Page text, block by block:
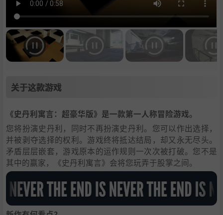
关于这款游戏
《史丹利寓言：超豪华版》是一款第一人称冒险游戏。
您将扮演史丹利，同时不再扮演史丹利。您可以作出选择，
并被剥夺选择的权利。游戏终将抵达结局，却又永无尽头。
矛盾层层嵌套，游戏原本的运作规则一次次被打破。您不是
其中的赢家，《史丹利寓言》会将您玩弄于股掌之间。